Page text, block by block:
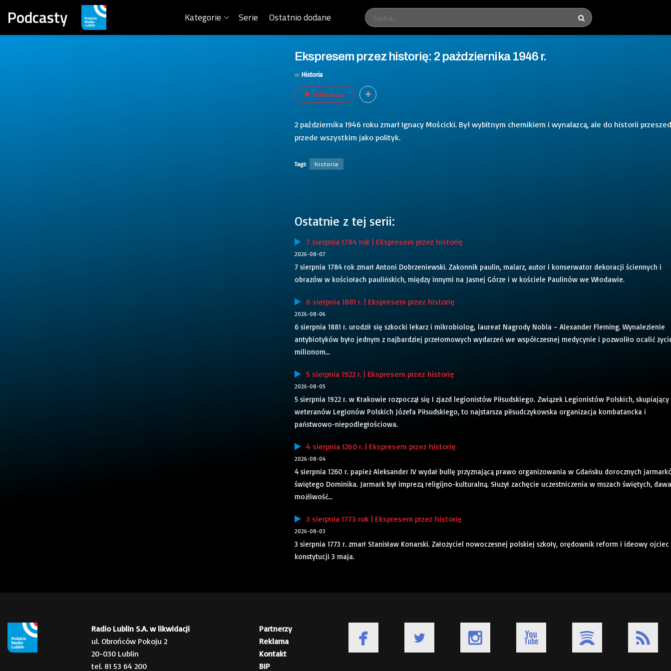
Podcasty Kategorie Serie Ostatnio dodane
Ekspresem przez historię: 2 października 1946 r.
w Historia
Odtwarzaj
2 października 1946 roku zmarł Ignacy Mościcki. Był wybitnym chemikiem i wynalazcą, ale do historii
przede wszystkim jako polityk.
Tagi: historia
Ostatnie z tej serii:
7 sierpnia 1784 rok | Ekspresem przez historię
2026-08-07
7 sierpnia 1784 rok zmarł Antoni Dobrzeniewski. Zakonnik paulin, malarz, autor i konserwator dekoracji ściennych i
obrazów w kościołach paulińskich, między innymi na Jasnej Górze i w kościele Paulinów we Włodawie.
6 sierpnia 1881 r. | Ekspresem przez historię
2026-08-06
6 sierpnia 1881 r. urodził się szkocki lekarz i mikrobiolog, laureat Nagrody Nobla – Alexander Fleming. Wynalezienie
antybiotyków było jednym z najbardziej przełomowych wydarzeń we współczesnej medycynie i pozwoliło ocalić
milionom...
5 sierpnia 1922 r. | Ekspresem przez historię
2026-08-05
5 sierpnia 1922 r. w Krakowie rozpoczął się I zjazd legionistów Piłsudskiego. Związek Legionistów Polskich, skupiający
weteranów Legionów Polskich Józefa Piłsudskiego, to najstarsza piłsudczykowska organizacja kombatancka i
państwowo-niepodległościowa.
4 sierpnia 1260 r. | Ekspresem przez historię
2026-08-04
4 sierpnia 1260 r. papież Aleksander IV wydał bullę przyznającą prawo organizowania w Gdańsku dorocznych
świętego Dominika. Jarmark był imprezą religijno-kulturalną. Służył zachęcie uczestniczenia w mszach świętych,
możliwość...
3 sierpnia 1773 rok | Ekspresem przez historię
2026-08-03
3 sierpnia 1773 r. zmarł Stanisław Konarski. Założyciel nowoczesnej polskiej szkoły, orędownik reform i ideowy ojciec
konstytucji 3 maja.
Radio Lublin S.A. w likwidacji
ul. Obrońców Pokoju 2
20-030 Lublin
tel. 81 53 64 200
Partnerzy
Reklama
Kontakt
BIP